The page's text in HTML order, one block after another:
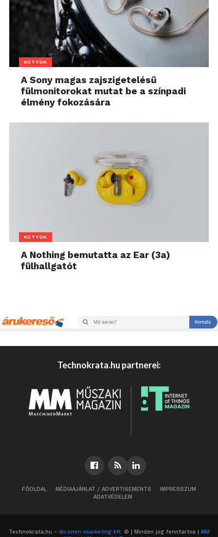
KÜTYÜK
A Sony magas zajszigetelésű
fülmonitorokat mutat be a színpadi
élmény fokozására
KÜTYÜK
A Nothing bemutatta az Ear (3a)
fülhallgatót
Technokrata.hu partnerei:
FŐOLDAL MÉDIAAJÁNLAT / ADVERTISEMENTS
IMPRESSZUM
ADATVÉDELEM
Technokrata.hu - dicomm marketing kft. © | Minden jog fenntartva |
MM